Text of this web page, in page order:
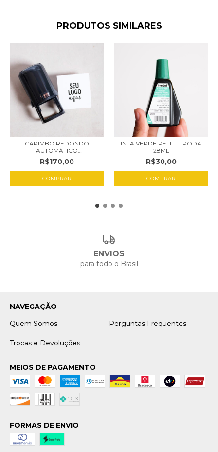
PRODUTOS SIMILARES
CARIMBO REDONDO
AUTOMÁTICO
PERSONALIZADO
R$170,00
COMPRAR
TINTA VERDE REFIL | TRODAT
28ML
R$30,00
ENVIOS
para todo o Brasil
NAVEGAÇÃO
Quem Somos
Perguntas Frequentes
Trocas e Devoluções
MEIOS DE PAGAMENTO
FORMAS DE ENVIO